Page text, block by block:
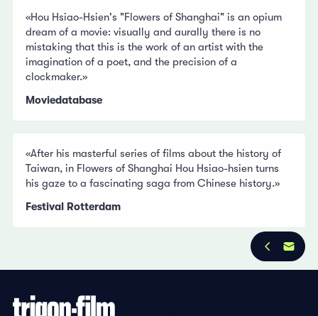
«Hou Hsiao-Hsien's "Flowers of Shanghai" is an opium
dream of a movie: visually and aurally there is no
mistaking that this is the work of an artist with the
imagination of a poet, and the precision of a
clockmaker.»
Moviedatabase
«After his masterful series of films about the history of
Taiwan, in Flowers of Shanghai Hou Hsiao-hsien turns
his gaze to a fascinating saga from Chinese history.»
Festival Rotterdam